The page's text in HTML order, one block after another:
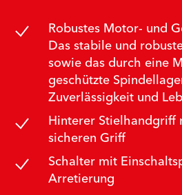
Robustes Motor- und
Das stabile und
sowie das durch eine
geschützte
Zuverlässigkeit und
Hinterer
sicheren Griff
Schalter mit
Arretierung